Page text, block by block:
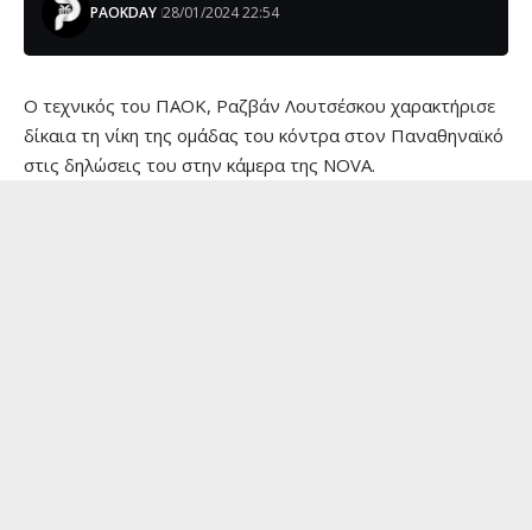
PAOKDAY 28/01/2024 22:54
O τεχνικός του ΠΑΟΚ, Ραζβάν Λουτσέσκου χαρακτήρισε
δίκαια τη νίκη της ομάδας του κόντρα στον Παναθηναϊκό
στις δηλώσεις του στην κάμερα της NOVA.